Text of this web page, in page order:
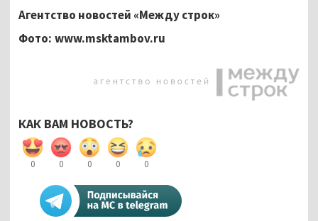
Агентство новостей «Между строк»
Фото: www.msktambov.ru
КАК ВАМ НОВОСТЬ?
0 0 0 0 0